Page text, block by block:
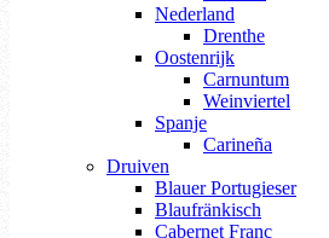
Nederland
Drenthe
Oostenrijk
Carnuntum
Weinviertel
Spanje
Carineña
Druiven
Blauer Portugieser
Blaufränkisch
Cabernet Franc